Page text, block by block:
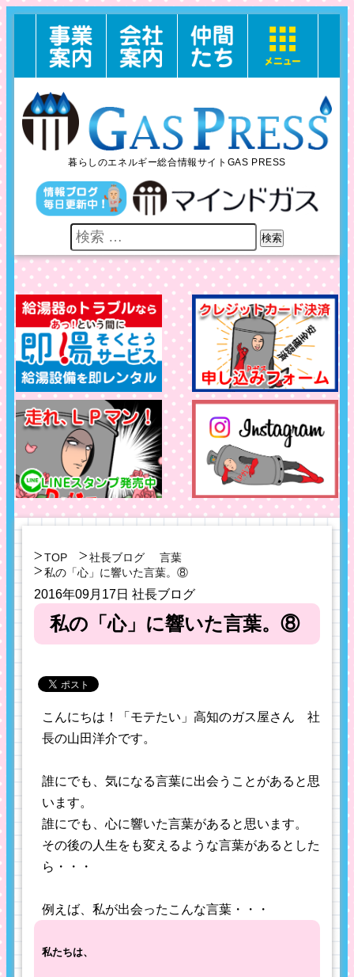
暮らしのエネルギー総合情報サイトGAS PRESS
検索
TOP 社長ブログ
言葉
私の「心」に響いた言葉。⑧
2016年09月17日 社長ブログ
私の「心」に響いた言葉。⑧
こんにちは！「モテたい」高知のガス屋さん 社
長の山田洋介です。
誰にでも、気になる言葉に出会うことがあると思
います。
誰にでも、心に響いた言葉があると思います。
その後の人生をも変えるような言葉があるとした
ら・・・
例えば、私が出会ったこんな言葉・・・
私たちは、